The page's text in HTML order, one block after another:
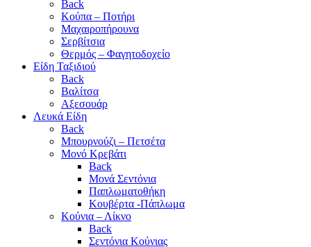
Back
Κούπα – Ποτήρι
Μαχαιροπήρουνα
Σερβίτσια
Θερμός – Φαγητοδοχείο
Είδη Ταξιδιού
Back
Βαλίτσα
Αξεσουάρ
Λευκά Είδη
Back
Μπουρνούζι – Πετσέτα
Μονό Κρεβάτι
Back
Μονά Σεντόνια
Παπλωματοθήκη
Κουβέρτα -Πάπλωμα
Κούνια – Λίκνο
Back
Σεντόνια Κούνιας